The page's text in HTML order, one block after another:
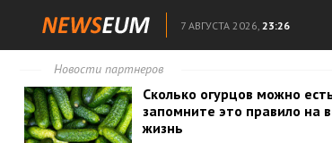
7 АВГУСТА 2026, 23:26
Новости партнеров
Сколько огурцов можно
запомните это правило на
жизнь